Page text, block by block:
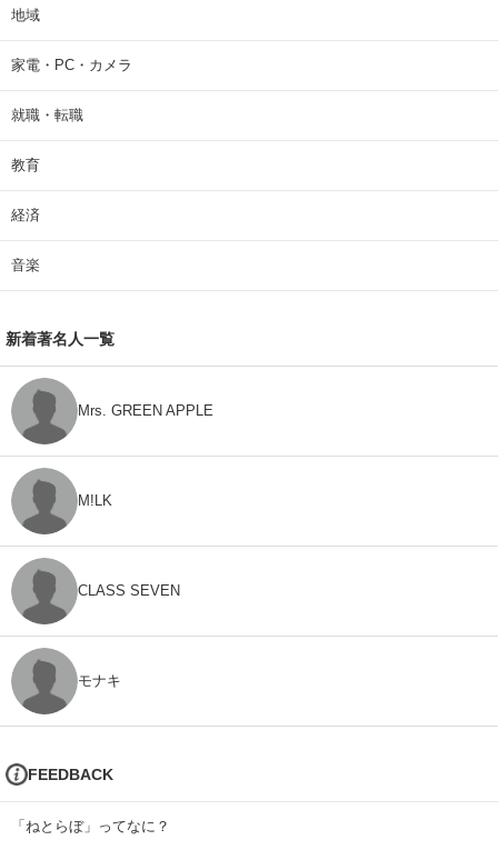
地域
家電・PC・カメラ
就職・転職
教育
経済
音楽
新着著名人一覧
Mrs. GREEN APPLE
M!LK
CLASS SEVEN
モナキ
FEEDBACK
「ねとらぼ」ってなに？